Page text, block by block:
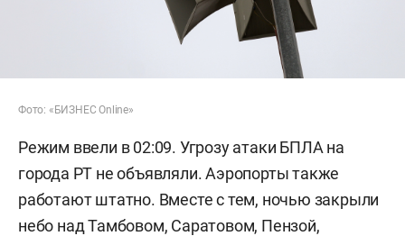
Фото: «БИЗНЕС Online»
Режим ввели в 02:09. Угрозу атаки БПЛА на
города РТ не объявляли. Аэропорты также
работают штатно. Вместе с тем, ночью закрыли
небо над Тамбовом, Саратовом, Пензой,